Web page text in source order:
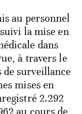
au personnel
la mise en
dans
à travers le
surveillance
mises en
2.292